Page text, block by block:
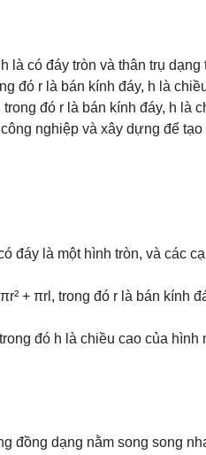
là có đáy tròn và thân trụ
đó r là bán kính đáy, h là
đó r là bán kính đáy, h là
nghiệp và xây dựng để tạo
đáy là một hình tròn, và các
+ πrl, trong đó r là bán kính
đó h là chiều cao của hình
đồng dạng nằm song song